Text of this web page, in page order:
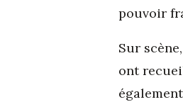
pouvoir
Sur
ont